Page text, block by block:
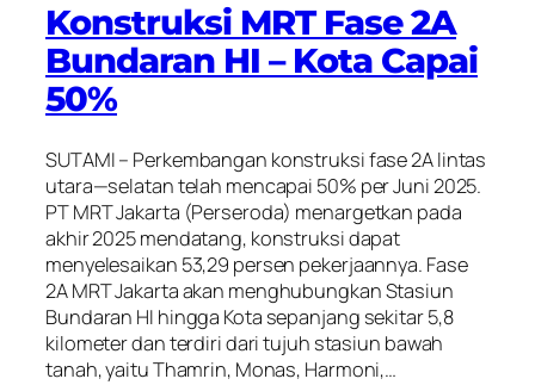
Konstruksi MRT Fase 2A
Bundaran HI – Kota Capai
50%
SUTAMI – Perkembangan konstruksi fase 2A lintas
utara—selatan telah mencapai 50% per Juni 2025.
PT MRT Jakarta (Perseroda) menargetkan pada
akhir 2025 mendatang, konstruksi dapat
menyelesaikan 53,29 persen pekerjaannya. Fase
2A MRT Jakarta akan menghubungkan Stasiun
Bundaran HI hingga Kota sepanjang sekitar 5,8
kilometer dan terdiri dari tujuh stasiun bawah
tanah, yaitu Thamrin, Monas, Harmoni,…